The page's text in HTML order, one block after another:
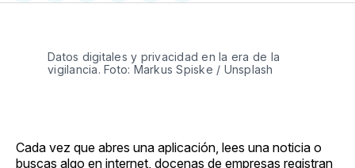
en
on
en
on
via
Datos digitales y privacidad en la era de la
vigilancia. Foto: Markus Spiske / Unsplash
Cada vez que abres una aplicación, lees una noticia o
buscas algo en internet, docenas de empresas registran